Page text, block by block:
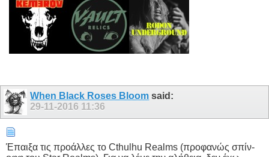
When Black Roses Bloom said:
29-11-2016 11:36
Έπαιξα τις προάλλες το Cthulhu Realms (προφανώς σπίν-